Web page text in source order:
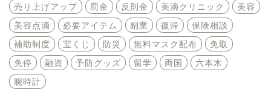
売り上げアップ
罰金 反則金 美滴クリニック
美容
美容点滴
必要アイテム 副業 復帰
保険相談
補助制度
宝くじ 防災 無料マスク配布
免取
免停
融資 予防グッズ 留学 両国
六本木
腕時計